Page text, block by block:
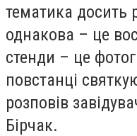
тематика досить
однакова – це
стенди – це
повстанці
розповів
Бірчак.